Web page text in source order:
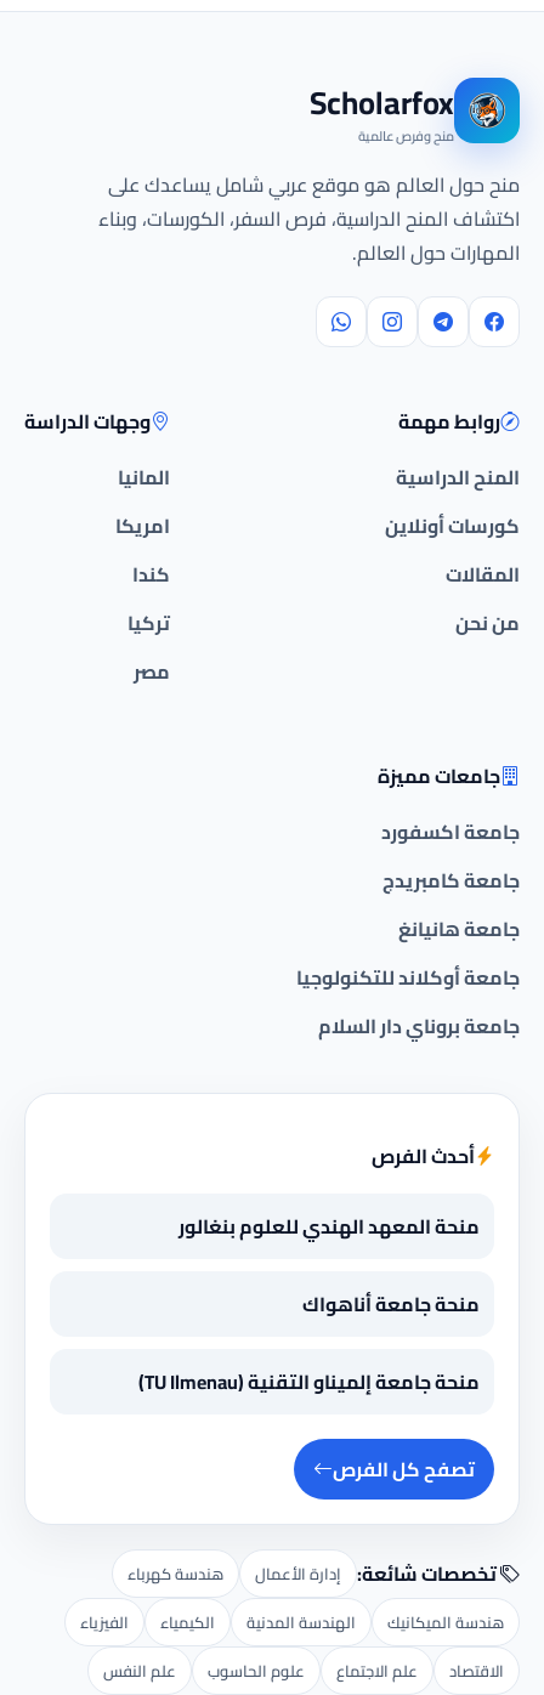
Scholarfox
منح وفرص عالمية
منح حول العالم هو موقع عربي شامل يساعدك على
اكتشاف المنح الدراسية، فرص السفر، الكورسات، وبناء
المهارات حول العالم.
روابط مهمة
المنح الدراسية
كورسات أونلاين
المقالات
من نحن
وجهات الدراسة
المانيا
امريكا
كندا
تركيا
مصر
جامعات مميزة
جامعة اكسفورد
جامعة كامبريدج
جامعة هانيانغ
جامعة أوكلاند للتكنولوجيا
جامعة بروناي دار السلام
أحدث الفرص
منحة المعهد الهندي للعلوم بنغالور
منحة جامعة أناهواك
منحة جامعة إلميناو التقنية (TU Ilmenau)
تصفح كل الفرص
تخصصات شائعة: إدارة الأعمال
هندسة كهرباء
هندسة الميكانيك
الهندسة المدنية الكيمياء
الفيزياء
الاقتصاد
علم الاجتماع علوم الحاسوب علم النفس